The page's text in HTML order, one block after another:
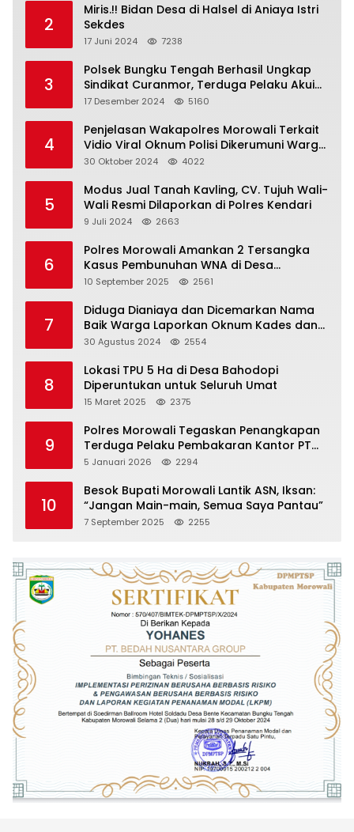
2
Miris.!! Bidan Desa di Halsel di Aniaya Istri
Sekdes
17 Juni 2024 7238
3
Polsek Bungku Tengah Berhasil Ungkap
Sindikat Curanmor, Terduga Pelaku Akui
Beraksi di 7 Lokasi
17 Desember 2024 5160
4
Penjelasan Wakapolres Morowali Terkait
Vidio Viral Oknum Polisi Dikerumuni Warga
Bahodopi
30 Oktober 2024 4022
5
Modus Jual Tanah Kavling, CV. Tujuh Wali-
Wali Resmi Dilaporkan di Polres Kendari
9 Juli 2024 2663
6
Polres Morowali Amankan 2 Tersangka
Kasus Pembunuhan WNA di Desa
Topogaro
10 September 2025 2561
7
Diduga Dianiaya dan Dicemarkan Nama
Baik Warga Laporkan Oknum Kades dan
Oknum Polisi
30 Agustus 2024 2554
8
Lokasi TPU 5 Ha di Desa Bahodopi
Diperuntukan untuk Seluruh Umat
15 Maret 2025 2375
9
Polres Morowali Tegaskan Penangkapan
Terduga Pelaku Pembakaran Kantor PT
RCP Sesuai Prosedur
5 Januari 2026 2294
10
Besok Bupati Morowali Lantik ASN, Iksan:
“Jangan Main-main, Semua Saya Pantau”
7 September 2025 2255